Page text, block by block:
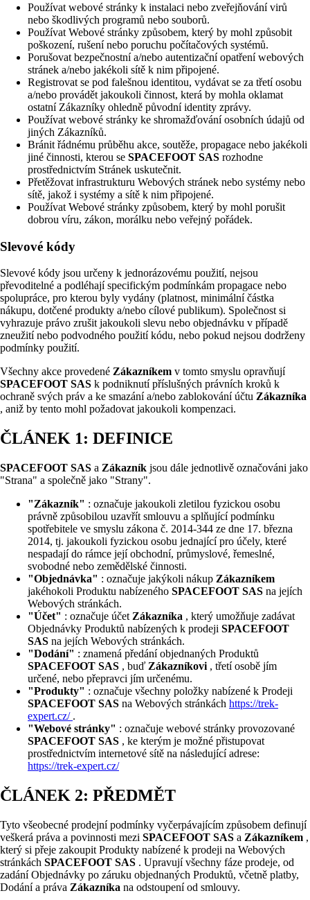
Používat webové stránky k instalaci nebo zveřejňování virů
nebo škodlivých programů nebo souborů.
Používat Webové stránky způsobem, který by mohl způsobit
poškození, rušení nebo poruchu počítačových systémů.
Porušovat bezpečnostní a/nebo autentizační opatření webových
stránek a/nebo jakékoli sítě k nim připojené.
Registrovat se pod falešnou identitou, vydávat se za třetí osobu
a/nebo provádět jakoukoli činnost, která by mohla oklamat
ostatní Zákazníky ohledně původní identity zprávy.
Používat webové stránky ke shromažďování osobních údajů od
jiných Zákazníků.
Bránit řádnému průběhu akce, soutěže, propagace nebo jakékoli
jiné činnosti, kterou se SPACEFOOT SAS rozhodne
prostřednictvím Stránek uskutečnit.
Přetěžovat infrastrukturu Webových stránek nebo systémy nebo
sítě, jakož i systémy a sítě k nim připojené.
Používat Webové stránky způsobem, který by mohl porušit
dobrou víru, zákon, morálku nebo veřejný pořádek.
Slevové kódy
Slevové kódy jsou určeny k jednorázovému použití, nejsou
převoditelné a podléhají specifickým podmínkám propagace nebo
spolupráce, pro kterou byly vydány (platnost, minimální částka
nákupu, dotčené produkty a/nebo cílové publikum). Společnost si
vyhrazuje právo zrušit jakoukoli slevu nebo objednávku v případě
zneužití nebo podvodného použití kódu, nebo pokud nejsou dodrženy
podmínky použití.
Všechny akce provedené Zákazníkem v tomto smyslu opravňují
SPACEFOOT SAS k podniknutí příslušných právních kroků k
ochraně svých práv a ke smazání a/nebo zablokování účtu Zákazníka
, aniž by tento mohl požadovat jakoukoli kompenzaci.
ČLÁNEK 1: DEFINICE
SPACEFOOT SAS a Zákazník jsou dále jednotlivě označováni jako
"Strana" a společně jako "Strany".
"Zákazník" : označuje jakoukoli zletilou fyzickou osobu
právně způsobilou uzavřít smlouvu a splňující podmínku
spotřebitele ve smyslu zákona č. 2014-344 ze dne 17. března
2014, tj. jakoukoli fyzickou osobu jednající pro účely, které
nespadají do rámce její obchodní, průmyslové, řemeslné,
svobodné nebo zemědělské činnosti.
"Objednávka" : označuje jakýkoli nákup Zákazníkem
jakéhokoli Produktu nabízeného SPACEFOOT SAS na jejích
Webových stránkách.
"Účet" : označuje účet Zákazníka , který umožňuje zadávat
Objednávky Produktů nabízených k prodeji SPACEFOOT
SAS na jejích Webových stránkách.
"Dodání" : znamená předání objednaných Produktů
SPACEFOOT SAS , buď Zákazníkovi , třetí osobě jím
určené, nebo přepravci jím určenému.
"Produkty" : označuje všechny položky nabízené k Prodeji
SPACEFOOT SAS na Webových stránkách https://trek-
expert.cz/ .
"Webové stránky" : označuje webové stránky provozované
SPACEFOOT SAS , ke kterým je možné přistupovat
prostřednictvím internetové sítě na následující adrese:
https://trek-expert.cz/
ČLÁNEK 2: PŘEDMĚT
Tyto všeobecné prodejní podmínky vyčerpávajícím způsobem definují
veškerá práva a povinnosti mezi SPACEFOOT SAS a Zákazníkem ,
který si přeje zakoupit Produkty nabízené k prodeji na Webových
stránkách SPACEFOOT SAS . Upravují všechny fáze prodeje, od
zadání Objednávky po záruku objednaných Produktů, včetně platby,
Dodání a práva Zákazníka na odstoupení od smlouvy.